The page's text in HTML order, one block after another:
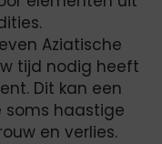
Aziatische
tijd nodig heeft
Dit kan een
haastige
en verlies.